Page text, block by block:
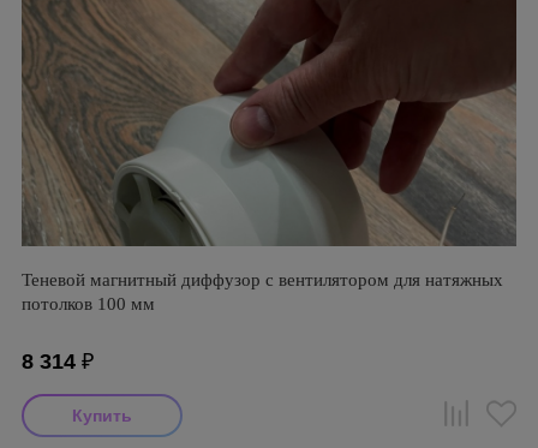
Теневой магнитный диффузор с вентилятором для натяжных
потолков 100 мм
8 314 ₽